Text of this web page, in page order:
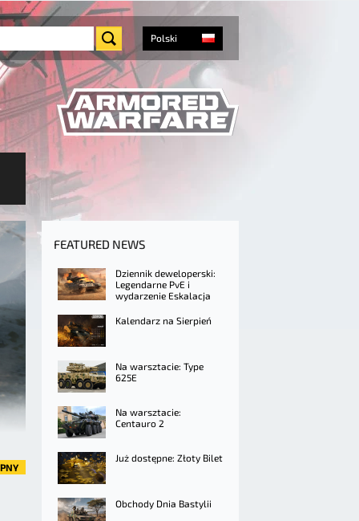
Polski
FEATURED NEWS
Dziennik deweloperski:
Legendarne PvE i
wydarzenie Eskalacja
Kalendarz na Sierpień
Na warsztacie: Type
625E
Na warsztacie:
Centauro 2
Już dostępne: Złoty Bilet
Obchody Dnia Bastylii